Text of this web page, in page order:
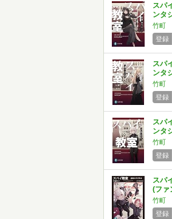
スパ
ンタ
竹町
登録
スパ
ンタ
竹町
登録
スパ
ンタ
竹町
登録
スパ
(ファ
竹町
登録